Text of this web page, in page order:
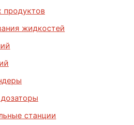
продуктов
жидкостей
станции